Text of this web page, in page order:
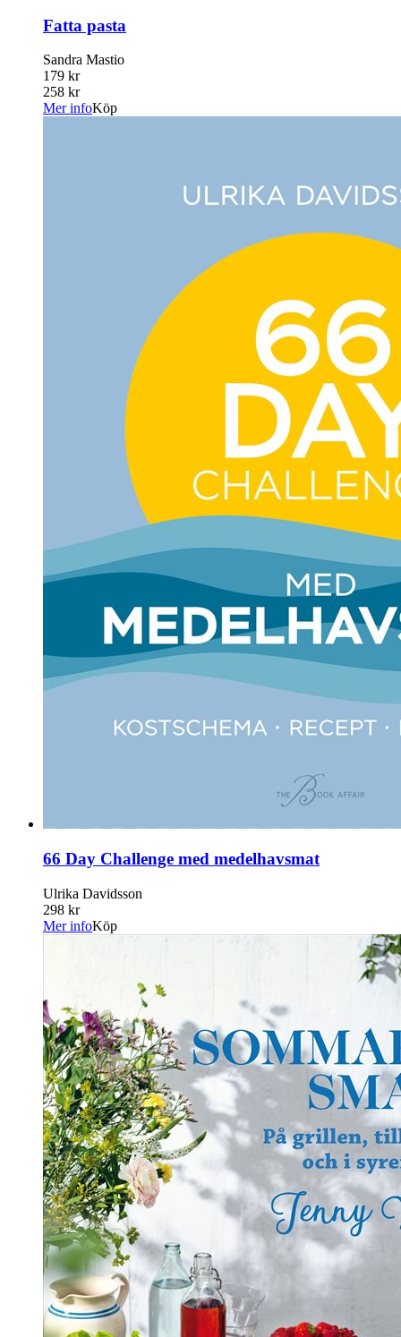
Fatta pasta
Sandra Mastio
179 kr
258 kr
Mer infoKöp
66 Day Challenge med medelhavsmat
Ulrika Davidsson
298 kr
Mer infoKöp